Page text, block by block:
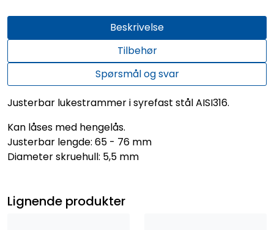
Beskrivelse
Tilbehør
Spørsmål og svar
Justerbar lukestrammer i syrefast stål AISI316.
Kan låses med hengelås.
Justerbar lengde: 65 - 76 mm
Diameter skruehull: 5,5 mm
Lignende produkter